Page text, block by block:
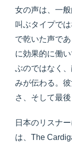
女の声は、一
叫ぶタイプで
で乾いた声で
に効果的に働
ぶのではなく
みが伝わる。
さ、そして最
日本のリスナ
は、The